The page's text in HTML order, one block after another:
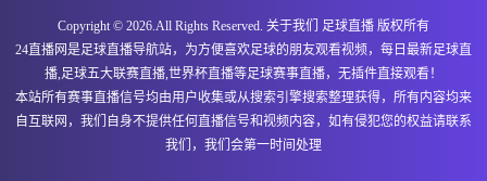
情报
中北美杯 08-09 10:00 即将开始
0 - 0
Copyright © 2026.All Rights Reserved. 关于我们 足球直播 版权所有
24直播网是足球直播导航站，为方便喜欢足球的朋友观看视频，每日最新足球直
播,足球五大联赛直播,世界杯直播等足球赛事直播，无插件直接观看！
本站所有赛事直播信号均由用户收集或从搜索引擎搜索整理获得，所有内容均来
自互联网，我们自身不提供任何直播信号和视频内容，如有侵犯您的权益请联系
我们，我们会第一时间处理